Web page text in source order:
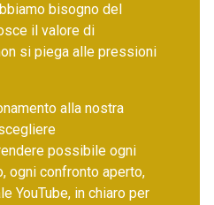
bisogno del
il valore di
si piega alle pressioni
alla nostra
possibile ogni
ogni confronto aperto,
YouTube, in chiaro per